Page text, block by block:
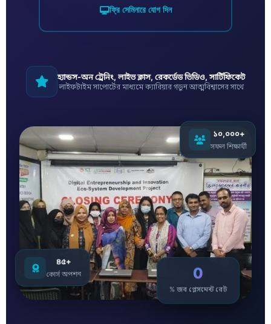
ফ্রি সেমিনারে যোগ দিন
হ্যান্ডস-অন ট্রেনিং, লাইভ ক্লাস, রেকর্ডেড ভিডিও, সার্টিফিকেট
লাইফটাইম সাপোর্টের মাধ্যমে ক্যারিয়ার গড়ুন আত্মবিশ্বাসের সাথে
১০,০০০+
সফল শিক্ষার্থী
৪৫+
কোর্স অপশন 0
% জব প্লেসমেন্ট রেট